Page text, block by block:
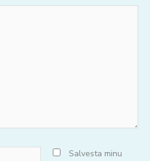
Salvesta minu